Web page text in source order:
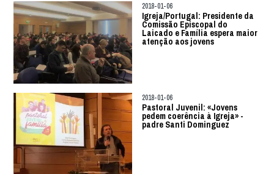
2018-01-06
Igreja/Portugal: Presidente da
Comissão Episcopal do
Laicado e Família espera maior
atenção aos jovens
2018-01-06
Pastoral Juvenil: «Jovens
pedem coerência à Igreja» -
padre Santi Dominguez